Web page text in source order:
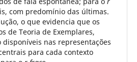
com predomínio das últimas.
o que evidencia que os
de Teoria de Exemplares,
nas representações
para cada contexto